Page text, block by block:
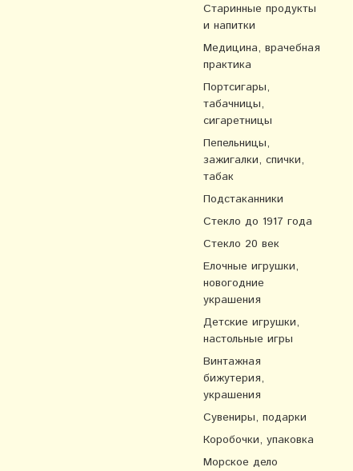
Старинные продукты
и напитки
Медицина, врачебная
практика
Портсигары,
табачницы,
сигаретницы
Пепельницы,
зажигалки, спички,
табак
Подстаканники
Стекло до 1917 года
Стекло 20 век
Елочные игрушки,
новогодние
украшения
Детские игрушки,
настольные игры
Винтажная
бижутерия,
украшения
Сувениры, подарки
Коробочки, упаковка
Морское дело